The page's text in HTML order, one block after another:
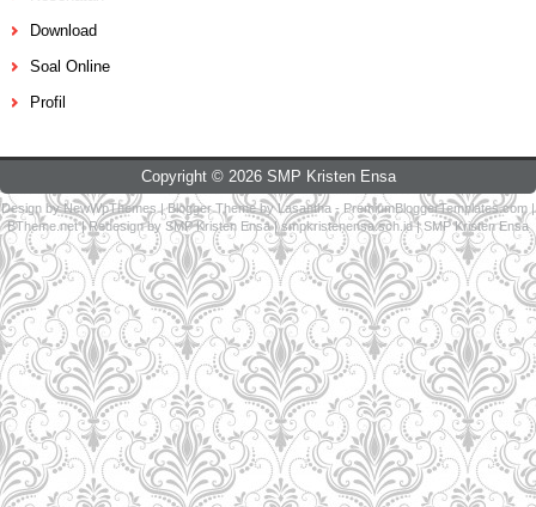
Download
Soal Online
Profil
Copyright © 2026 SMP Kristen Ensa
Design byNewWpThemes| Blogger Theme byLasantha - PremiumBloggerTemplates.com |
BTheme.net| Redesign by SMP Kristen Ensa|smpkristenensa.sch.id|SMP Kristen Ensa